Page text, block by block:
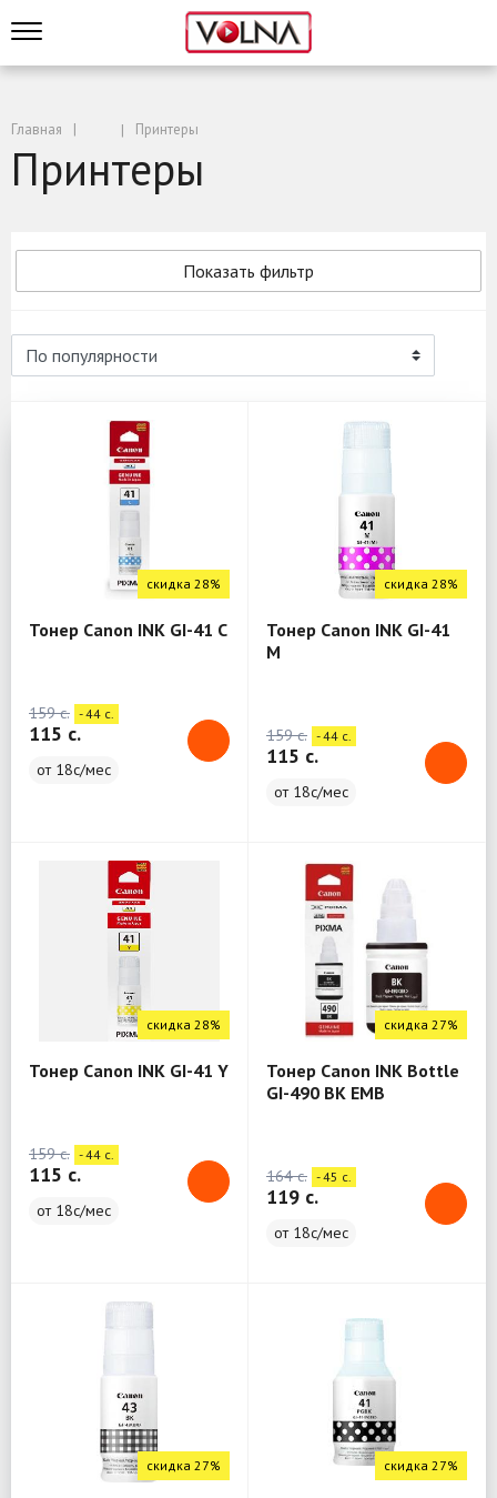
Главная Принтеры
Принтеры
Показать фильтр
скидка 28%
Тонер Canon INK GI-41 C
159 c. - 44 c.
115 c.
от 18с/мес
скидка 28%
Тонер Canon INK GI-41
M
159 c. - 44 c.
115 c.
от 18с/мес
скидка 28%
Тонер Canon INK GI-41 Y
159 c. - 44 c.
115 c.
от 18с/мес
скидка 27%
Тонер Canon INK Bottle
GI-490 BK EMB
164 c. - 45 c.
119 c.
от 18с/мес
скидка 27% скидка 27%